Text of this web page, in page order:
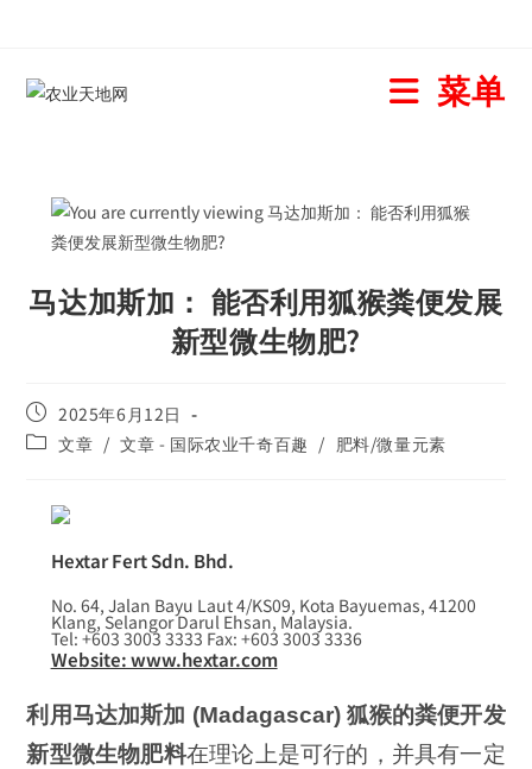
菜单
马达加斯加： 能否利用狐猴粪便发展
新型微生物肥?
2025年6月12日
文章 / 文章 - 国际农业千奇百趣 / 肥料/微量元素
Hextar Fert Sdn. Bhd.
No. 64, Jalan Bayu Laut 4/KS09, Kota Bayuemas, 41200
Klang, Selangor Darul Ehsan, Malaysia.
Tel: +603 3003 3333 Fax: +603 3003 3336
Website: www.hextar.com
利用马达加斯加 (Madagascar) 狐猴的粪便开发
新型微生物肥料在理论上是可行的，并具有一定